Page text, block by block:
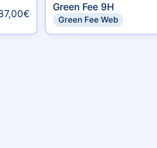
Green Fee 9H
Green Fee Web